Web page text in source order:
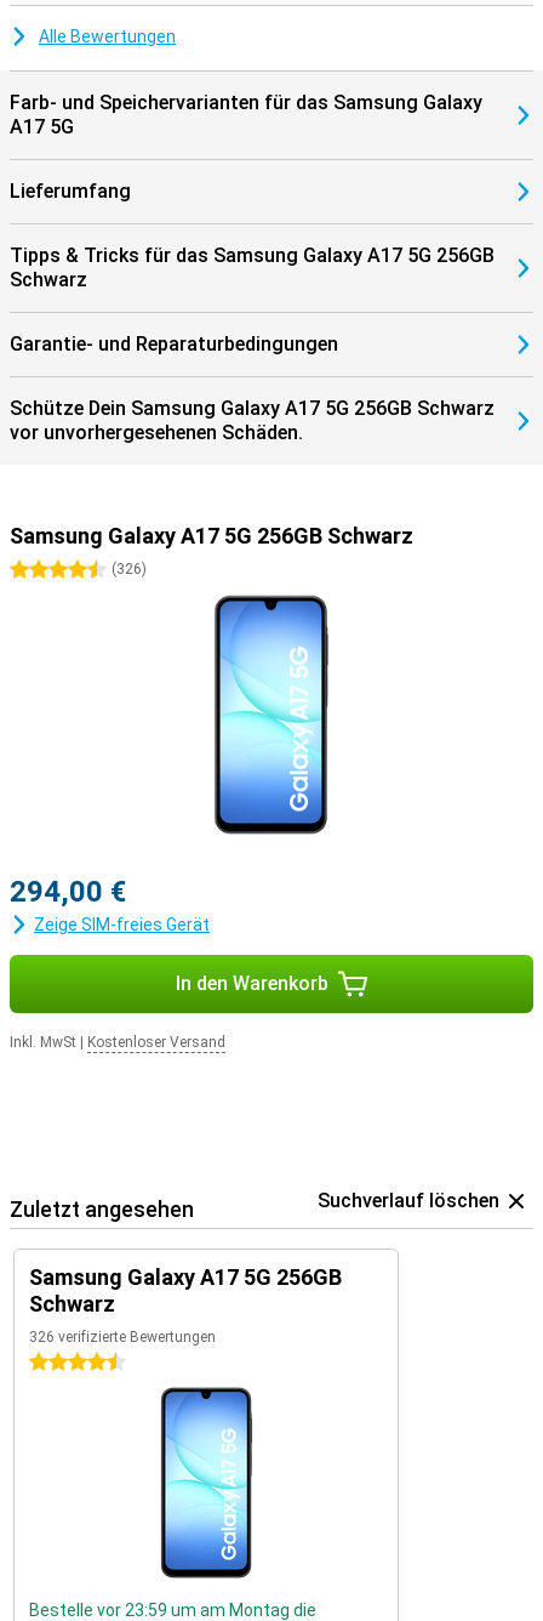
Alle Bewertungen
Farb- und Speichervarianten für das Samsung Galaxy
A17 5G
Lieferumfang
Tipps & Tricks für das Samsung Galaxy A17 5G 256GB
Schwarz
Garantie- und Reparaturbedingungen
Schütze Dein Samsung Galaxy A17 5G 256GB Schwarz
vor unvorhergesehenen Schäden.
Samsung Galaxy A17 5G 256GB Schwarz
4.5 Sterne
(326)
294,00 €
Zeige SIM-freies Gerät
In den Warenkorb
Inkl. MwSt Kostenloser Versand
Zuletzt angesehen Suchverlauf löschen
Samsung Galaxy A17 5G 256GB
Schwarz
326 verifizierte Bewertungen
4.5 Sterne
Bestelle vor 23:59 um am Montag die